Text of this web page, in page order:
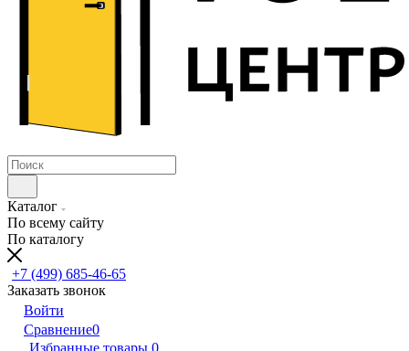
Каталог
По всему сайту
По каталогу
+7 (499) 685-46-65
Заказать звонок
Войти
Сравнение0
Избранные товары 0